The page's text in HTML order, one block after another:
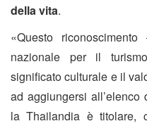
della vita.
«Questo
nazionale per il
significato culturale e il
ad aggiungersi
la Thailandia è titolare,